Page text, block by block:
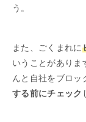
う。
また、ごくまれに
いうことがありま
んと自社をブロッ
する前にチェック